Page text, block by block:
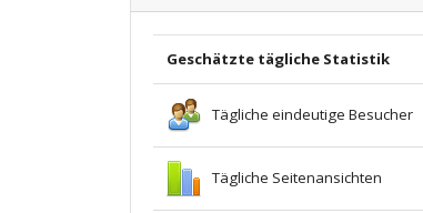
Geschätzte tägliche Statistik
Tägliche eindeutige Besucher
Tägliche Seitenansichten